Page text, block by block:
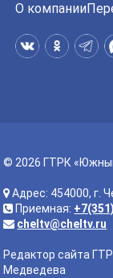
О компании
© 2026 ГТРК
Адрес: 454000, г.
Приемная:
cheltv@cheltv.ru
Редактор сайта
Медведева